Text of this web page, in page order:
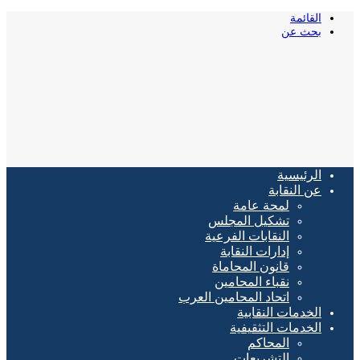
القائمة
بحث عن
الرئيسية
عن النقابة
لمحة عامة
تشكيل المجلس
النقابات الفرعية
إدارات النقابة
قانون المحاماة
نقباء المحامين
اتحاد المحامين العرب
الخدمات النقابية
الخدمات التثقيفية
المحاكم